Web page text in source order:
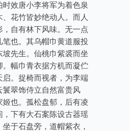
时效唐小李将军为着色泉
花竹皆妙绝动人。而人
，自有林下风味。无一点
笔也。其乌帽巾黄道服投
坡先生。仙桃巾紫裘而坐
。幅巾青衣据方机而凝伫
启。捉椅而视者，为李端
鬟翠饰侍立自然富贵风
姬也。孤松盘郁，后有凌
，下有大石案陈设古器瑶
于石盘旁，道帽紫衣，